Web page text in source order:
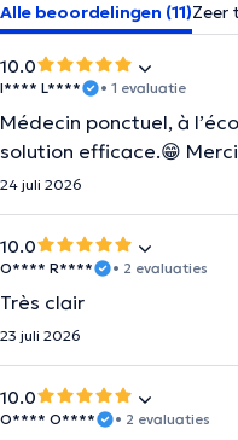
Alle beoordelingen (11)Zeer
10.0
I**** L**** • 1 evaluatie
Médecin ponctuel, à
solution efficace.😁
24 juli 2026
10.0
O**** R**** • 2 evaluaties
Très clair
23 juli 2026
10.0
O**** O**** • 2 evaluaties